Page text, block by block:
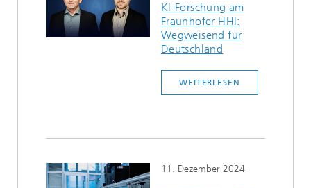
KI-Forschung am
Fraunhofer HHI:
Wegweisend für
Deutschland
WEITERLESEN
11. Dezember 2024